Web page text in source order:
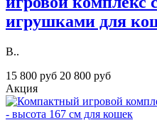
игрушками для
В..
15 800 руб 20 800 руб
Акция